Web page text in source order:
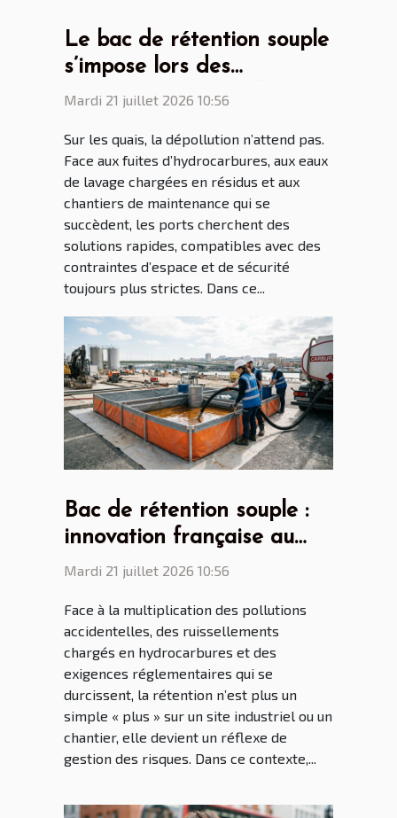
Le bac de rétention souple
s’impose lors des
opérations de dépollution
Mardi 21 juillet 2026 10:56
Sur les quais, la dépollution n’attend pas.
Face aux fuites d’hydrocarbures, aux eaux
de lavage chargées en résidus et aux
chantiers de maintenance qui se
succèdent, les ports cherchent des
solutions rapides, compatibles avec des
contraintes d’espace et de sécurité
toujours plus strictes. Dans ce...
Bac de rétention souple :
innovation française au
cœur des enjeux mondiaux
Mardi 21 juillet 2026 10:56
Face à la multiplication des pollutions
accidentelles, des ruissellements
chargés en hydrocarbures et des
exigences réglementaires qui se
durcissent, la rétention n’est plus un
simple « plus » sur un site industriel ou un
chantier, elle devient un réflexe de
gestion des risques. Dans ce contexte,...